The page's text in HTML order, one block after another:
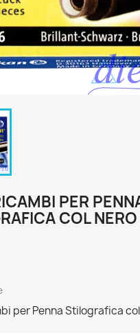
PER
COL
per Penna Stilografica